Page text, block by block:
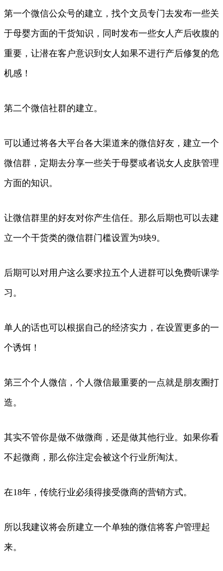
第一个微信公众号的建立，找个文员专门去发布一些关
于母婴方面的干货知识，同时发布一些女人产后收腹的
重要，让潜在客户意识到女人如果不进行产后修复的危
机感！
第二个微信社群的建立。
可以通过将各大平台各大渠道来的微信好友，建立一个
微信群，定期去分享一些关于母婴或者说女人皮肤管理
方面的知识。
让微信群里的好友对你产生信任。那么后期也可以去建
立一个干货类的微信群门槛设置为9块9。
后期可以对用户这么要求拉五个人进群可以免费听课学
习。
单人的话也可以根据自己的经济实力，在设置更多的一
个诱饵！
第三个个人微信，个人微信最重要的一点就是朋友圈打
造。
其实不管你是做不做微商，还是做其他行业。如果你看
不起微商，那么你注定会被这个行业所淘汰。
在18年，传统行业必须得接受微商的营销方式。
所以我建议将会所建立一个单独的微信将客户管理起
来。